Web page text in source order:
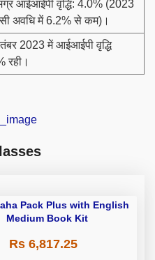
आईआईपी वृद्धि: 4.0% (2023
अवधि में 6.2% से कम)।
2023 में आईआईपी वृद्धि
रही।
Pack Plus with English
Medium Book Kit
Rs 6,817.25